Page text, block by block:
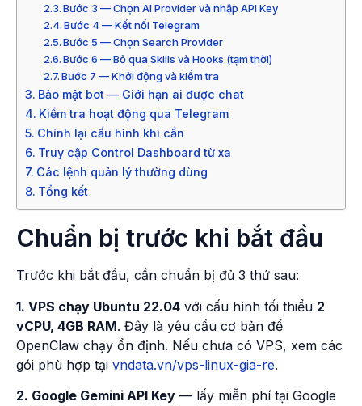
Bước 3 — Chọn AI Provider và nhập API Key
Bước 4 — Kết nối Telegram
Bước 5 — Chọn Search Provider
Bước 6 — Bỏ qua Skills và Hooks (tạm thời)
Bước 7 — Khởi động và kiểm tra
Bảo mật bot — Giới hạn ai được chat
Kiểm tra hoạt động qua Telegram
Chỉnh lại cấu hình khi cần
Truy cập Control Dashboard từ xa
Các lệnh quản lý thường dùng
Tổng kết
Chuẩn bị trước khi bắt đầu
Trước khi bắt đầu, cần chuẩn bị đủ 3 thứ sau:
1. VPS chạy Ubuntu 22.04 với cấu hình tối thiểu 2
vCPU, 4GB RAM. Đây là yêu cầu cơ bản để
OpenClaw chạy ổn định. Nếu chưa có VPS, xem các
gói phù hợp tại vndata.vn/vps-linux-gia-re.
2. Google Gemini API Key — lấy miễn phí tại Google